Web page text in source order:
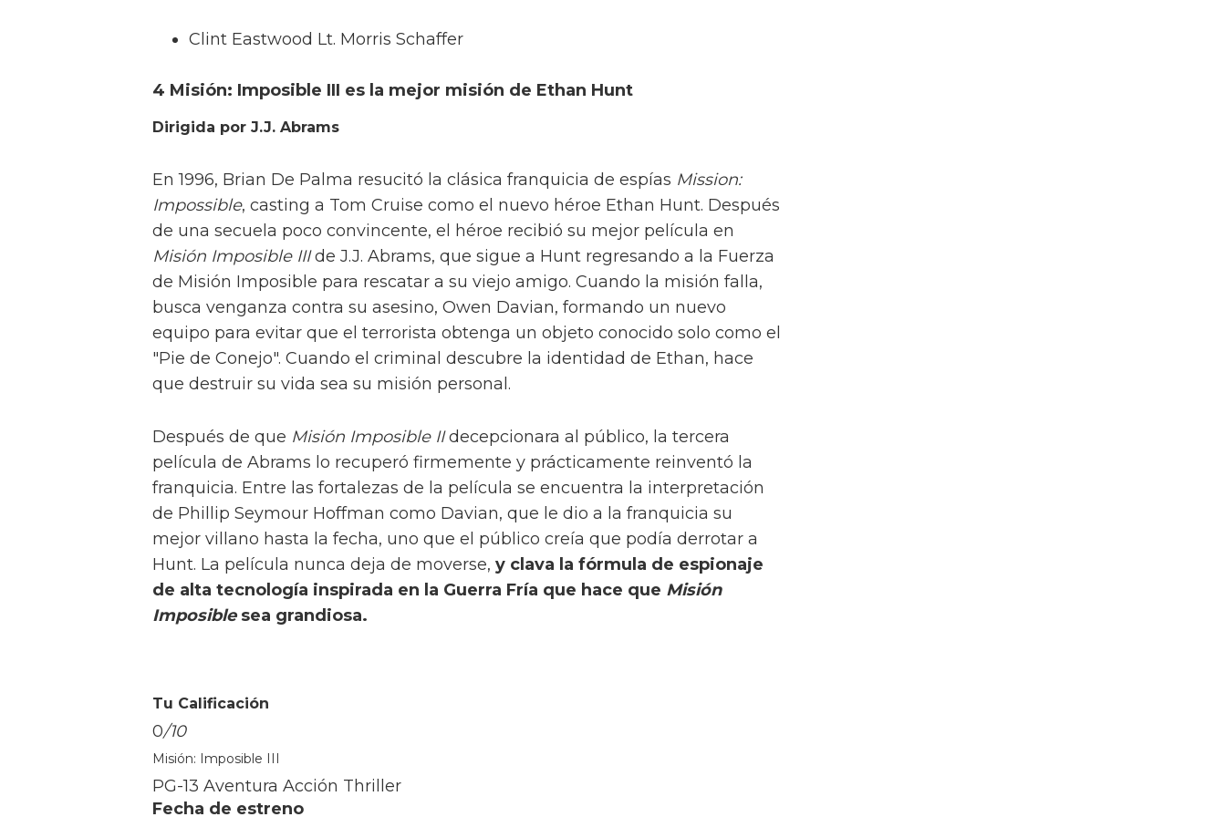
Duración
Reparto
Tom Arnold
Eliza Dushku
9 Kingsman: The Secret Service es Bond al máximo
Dirigida por Matthew Vaughn
Ambientada durante la Segunda Guerra Mundial, Where Eagles Darese
centra en un equipo de comandos aliados, liderados por el mayor británico
John Smith, mientras infiltran una fortaleza alemana detrás de las líneas
enemigas. Creyendo que no puede confiar en sus propios hombres, Smith
disfrazados de oficiales alemanes. Sin embargo, una red de mentiras se
desarrolla lentamente dejando al estadounidense sin saber en quién puede
confiar mientras Smith aparentemente revela lealtades enfrentadas.
Where Eagles Dare es una gran mirada al espionaje en tiempos de guerra,
dejando a su audiencia tan confundida como Schaffer a medida que se
expone una mentira tras otra. Una de las mejores películas de Clint
Eastwood, muestra la importancia de las operaciones de
Mundial.